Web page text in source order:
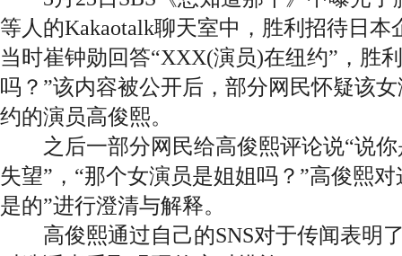
等人的Kakaotalk聊天室中，胜利招待日
当时崔钟勋回答“XXX(演员)在纽约”，胜
吗？”该内容被公开后，部分网民怀疑该
约的演员高俊熙。
之后一部分网民给高俊熙评论说“说你
失望”，“那个女演员是姐姐吗？”高俊熙
是的”进行澄清与解释。
高俊熙通过自己的SNS对于传闻表明